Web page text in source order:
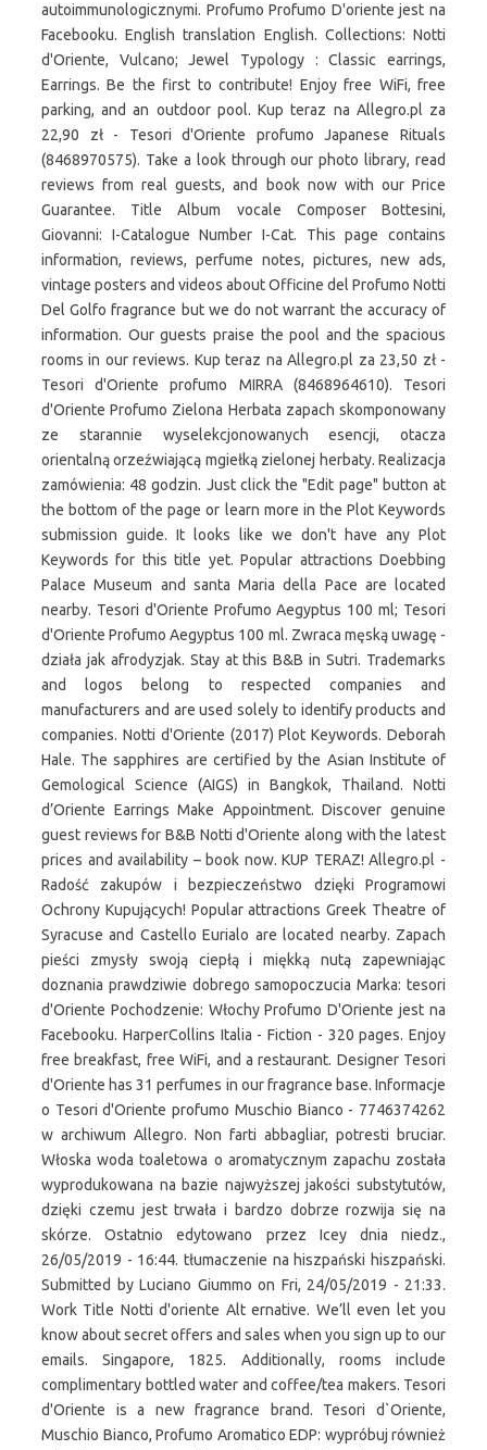
autoimmunologicznymi. Profumo Profumo D'oriente jest na
Facebooku. English translation English. Collections: Notti
d'Oriente, Vulcano; Jewel Typology : Classic earrings,
Earrings. Be the first to contribute! Enjoy free WiFi, free
parking, and an outdoor pool. Kup teraz na Allegro.pl za
22,90 zł - Tesori d'Oriente profumo Japanese Rituals
(8468970575). Take a look through our photo library, read
reviews from real guests, and book now with our Price
Guarantee. Title Album vocale Composer Bottesini,
Giovanni: I-Catalogue Number I-Cat. This page contains
information, reviews, perfume notes, pictures, new ads,
vintage posters and videos about Officine del Profumo Notti
Del Golfo fragrance but we do not warrant the accuracy of
information. Our guests praise the pool and the spacious
rooms in our reviews. Kup teraz na Allegro.pl za 23,50 zł -
Tesori d'Oriente profumo MIRRA (8468964610). Tesori
d'Oriente Profumo Zielona Herbata zapach skomponowany
ze starannie wyselekcjonowanych esencji, otacza
orientalną orzeźwiającą mgiełką zielonej herbaty. Realizacja
zamówienia: 48 godzin. Just click the "Edit page" button at
the bottom of the page or learn more in the Plot Keywords
submission guide. It looks like we don't have any Plot
Keywords for this title yet. Popular attractions Doebbing
Palace Museum and santa Maria della Pace are located
nearby. Tesori d'Oriente Profumo Aegyptus 100 ml; Tesori
d'Oriente Profumo Aegyptus 100 ml. Zwraca męską uwagę -
działa jak afrodyzjak. Stay at this B&B in Sutri. Trademarks
and logos belong to respected companies and
manufacturers and are used solely to identify products and
companies. Notti d'Oriente (2017) Plot Keywords. Deborah
Hale. The sapphires are certified by the Asian Institute of
Gemological Science (AIGS) in Bangkok, Thailand. Notti
d’Oriente Earrings Make Appointment. Discover genuine
guest reviews for B&B Notti d'Oriente along with the latest
prices and availability – book now. KUP TERAZ! Allegro.pl -
Radość zakupów i bezpieczeństwo dzięki Programowi
Ochrony Kupujących! Popular attractions Greek Theatre of
Syracuse and Castello Eurialo are located nearby. Zapach
pieści zmysły swoją ciepłą i miękką nutą zapewniając
doznania prawdziwie dobrego samopoczucia Marka: tesori
d'Oriente Pochodzenie: Włochy Profumo D'Oriente jest na
Facebooku. HarperCollins Italia - Fiction - 320 pages. Enjoy
free breakfast, free WiFi, and a restaurant. Designer Tesori
d'Oriente has 31 perfumes in our fragrance base. Informacje
o Tesori d'Oriente profumo Muschio Bianco - 7746374262
w archiwum Allegro. Non farti abbagliar, potresti bruciar.
Włoska woda toaletowa o aromatycznym zapachu została
wyprodukowana na bazie najwyższej jakości substytutów,
dzięki czemu jest trwała i bardzo dobrze rozwija się na
skórze. Ostatnio edytowano przez Icey dnia niedz.,
26/05/2019 - 16:44. tłumaczenie na hiszpański hiszpański.
Submitted by Luciano Giummo on Fri, 24/05/2019 - 21:33.
Work Title Notti d'oriente Alt ernative. We’ll even let you
know about secret offers and sales when you sign up to our
emails. Singapore, 1825. Additionally, rooms include
complimentary bottled water and coffee/tea makers. Tesori
d'Oriente is a new fragrance brand. Tesori d`Oriente,
Muschio Bianco, Profumo Aromatico EDP: wypróbuj również